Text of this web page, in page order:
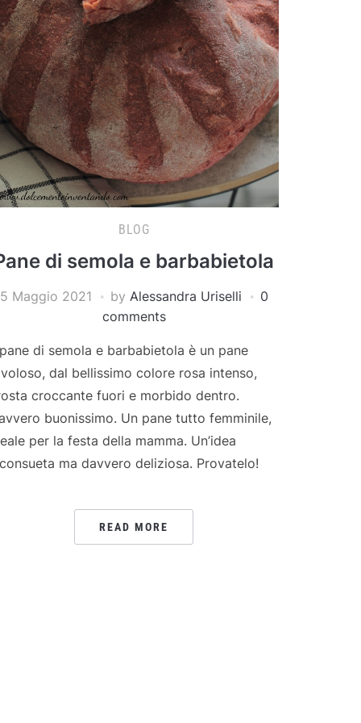
BLOG
di semola e barbabietola
5 Maggio 2021 by Alessandra Uriselli
0
comments
di semola e barbabietola è un pane
dal bellissimo colore rosa intenso,
croccante fuori e morbido dentro.
buonissimo. Un pane tutto femminile,
per la festa della mamma. Un’idea
ma davvero deliziosa. Provatelo!
READ MORE